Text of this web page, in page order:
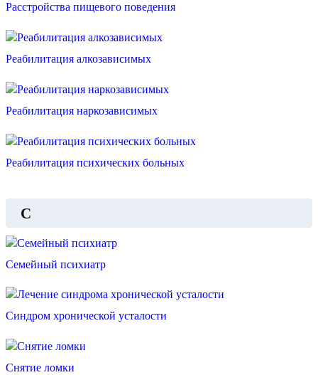
Расстройства пищевого поведения
Реабилитация алкозависимых
Реабилитация наркозависимых
Реабилитация психических больных
С
Семейный психиатр
Синдром хронической усталости
Снятие ломки